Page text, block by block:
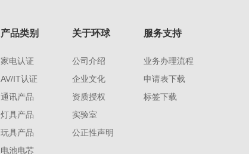
产品类别
家电认证
AV/IT认证
通讯产品
灯具产品
玩具产品
电池电芯
关于环球
公司介绍
企业文化
资质授权
实验室
公正性声明
服务支持
业务办理流程
申请表下载
标签下载